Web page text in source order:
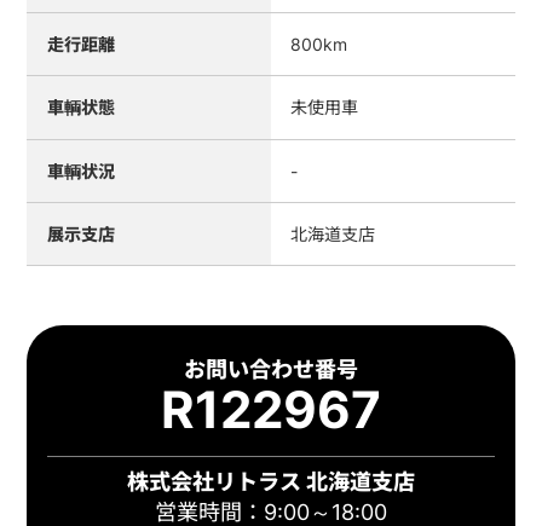
走行距離 800km
車輌状態 未使用車
車輌状況 -
展示支店 北海道支店
お問い合わせ番号
R122967
株式会社リトラス 北海道支店
営業時間：9:00～18:00